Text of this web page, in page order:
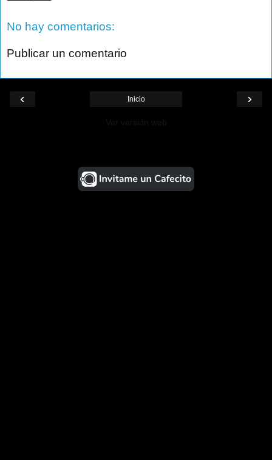
No hay comentarios:
Publicar un comentario
‹ ›
Inicio